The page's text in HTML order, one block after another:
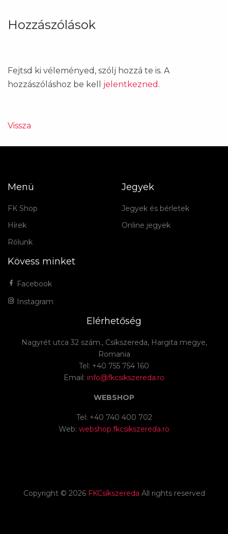
Hozzászólások
Fejtsd ki véleményed, szólj hozzá te is. A
hozzászóláshoz be kell jelentkezned .
Vissza
Menü
FK Shop
Hírek
Rólunk
Jegyek
Jegyek és bérletek
Online jegyek
Kövess minket
Facebook
Instagram
Elérhetőség
Nagyrét utca 32 szám., Csíkszereda, Hargita megye,
Romania
Tel: +40 755 754 160
Email: info@fkcsikszereda.ro
WEBSHOP
Tel: +40 740 400 702
Web: webshop.fkcsikszereda.ro
Copyright © 2026 FKCsíkszereda All rights reserved